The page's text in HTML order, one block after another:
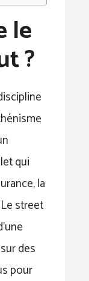
le
?
qui
la
street
des
pour